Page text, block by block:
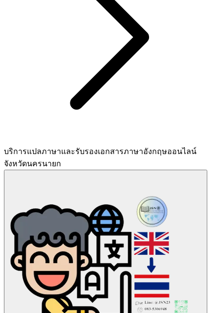
บริการแปลภาษาและรับรองเอกสารภาษาอังกฤษออนไลน์
จังหวัดนครนายก